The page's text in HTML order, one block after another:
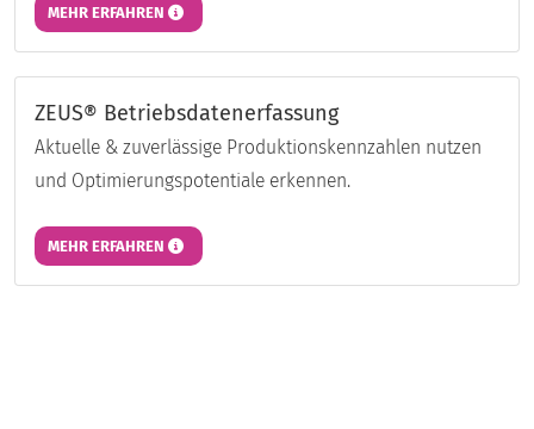
MEHR ERFAHREN
ZEUS® Betriebsdatenerfassung
Aktuelle & zuverlässige Produktionskennzahlen nutzen
und Optimierungspotentiale erkennen.
MEHR ERFAHREN